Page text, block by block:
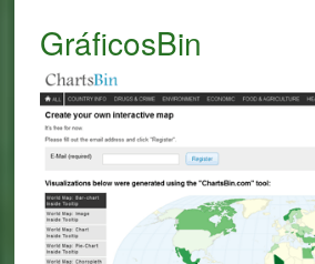
GráficosBin